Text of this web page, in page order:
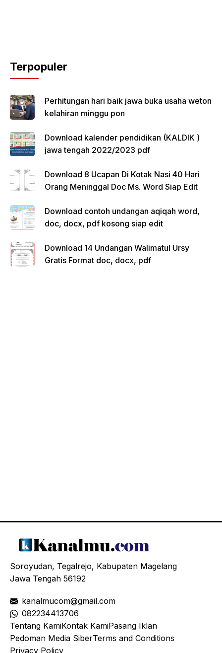
Terpopuler
Perhitungan hari baik jawa buka usaha weton
kelahiran minggu pon
Download kalender pendidikan (KALDIK )
jawa tengah 2022/2023 pdf
Download 8 Ucapan Di Kotak Nasi 40 Hari
Orang Meninggal Doc Ms. Word Siap Edit
Download contoh undangan aqiqah word,
doc, docx, pdf kosong siap edit
Download 14 Undangan Walimatul Ursy
Gratis Format doc, docx, pdf
Soroyudan, Tegalrejo, Kabupaten Magelang
Jawa Tengah 56192
kanalmucom@gmail.com
082234413706
Tentang KamiKontak KamiPasang Iklan
Pedoman Media SiberTerms and Conditions
Privacy Policy